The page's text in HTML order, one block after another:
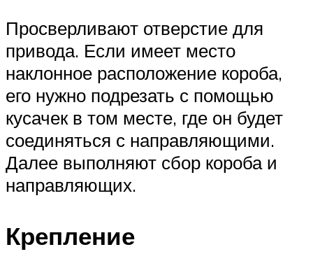
Просверливают отверстие для
привода. Если имеет место
наклонное расположение короба,
его нужно подрезать с помощью
кусачек в том месте, где он будет
соединяться с направляющими.
Далее выполняют сбор короба и
направляющих.
Крепление